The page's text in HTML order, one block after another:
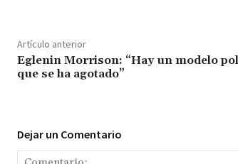
Artículo anterior
Eglenin Morrison: “Hay un modelo
que se ha agotado”
Dejar un Comentario